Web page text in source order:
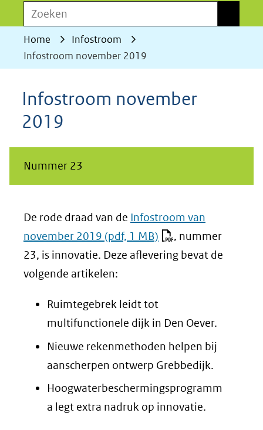
geweigerd.
Zoeken
Home
Infostroom
Infostroom november 2019
Infostroom november
2019
Nummer 23
De rode draad van de Infostroom van
november 2019 (pdf, 1 MB)
, nummer
23, is innovatie. Deze aflevering bevat de
volgende artikelen:
Ruimtegebrek leidt tot
multifunctionele dijk in Den Oever.
Nieuwe rekenmethoden helpen bij
aanscherpen ontwerp Grebbedijk.
Hoogwaterbeschermingsprogramm
a legt extra nadruk op innovatie.